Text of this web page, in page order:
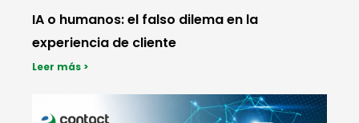
IA o humanos: el falso dilema en la
experiencia de cliente
Leer más >